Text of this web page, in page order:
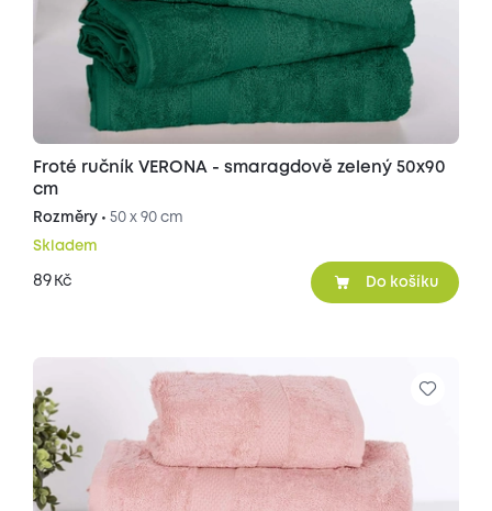
Froté ručník VERONA - smaragdově zelený 50x90
cm
Rozměry • 50 x 90 cm
Skladem
89 Kč Do košíku